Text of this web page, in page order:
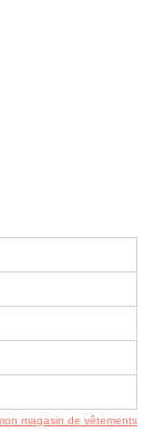
magasin de vêtements